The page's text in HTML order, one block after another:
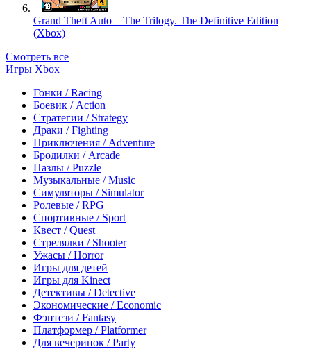
Grand Theft Auto – The Trilogy. The Definitive Edition
(Xbox)
Смотреть все
Игры Xbox
Гонки / Racing
Боевик / Action
Стратегии / Strategy
Драки / Fighting
Приключения / Adventure
Бродилки / Arcade
Пазлы / Puzzle
Музыкальные / Music
Симуляторы / Simulator
Ролевые / RPG
Спортивные / Sport
Квест / Quest
Стрелялки / Shooter
Ужасы / Horror
Игры для детей
Игры для Kinect
Детективы / Detective
Экономические / Economic
Фэнтези / Fantasy
Платформер / Platformer
Для вечеринок / Party